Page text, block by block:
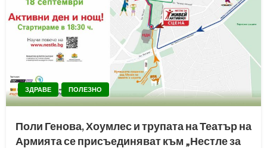
ЗДРАВЕ ПОЛЕЗНО
Поли Генова, Хоумлес и трупата на Театър на
Армията се присъединяват към „Нестле за